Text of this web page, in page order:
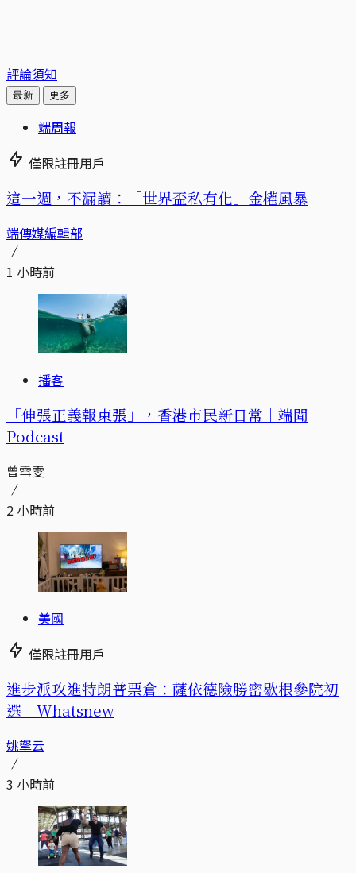
評論須知
最新 更多
端周報
僅限註冊用戶
這一週，不漏讀：「世界盃私有化」金權風暴
端傳媒編輯部
1 小時前
播客
「伸張正義報東張」，香港市民新日常｜端聞
Podcast
曾雪雯
2 小時前
美國
僅限註冊用戶
進步派攻進特朗普票倉：薩依德險勝密歇根參院初
選｜Whatsnew
姚拏云
3 小時前